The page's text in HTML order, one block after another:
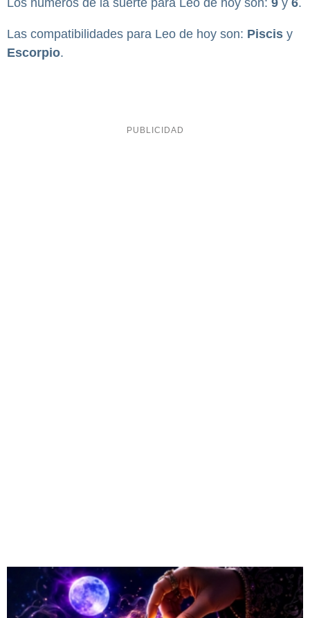
Los números de la suerte para Leo de hoy son: 9 y 6.
Las compatibilidades para Leo de hoy son: Piscis y
Escorpio.